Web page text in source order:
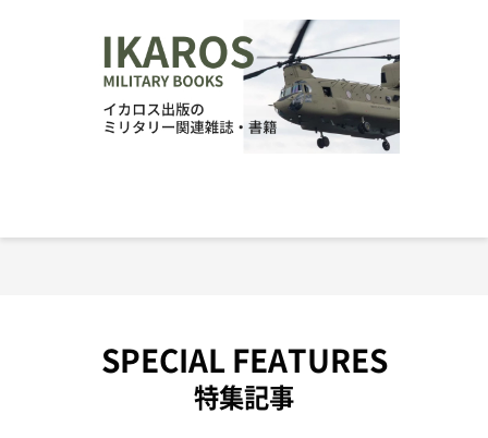
SPECIAL FEATURES
特集記事